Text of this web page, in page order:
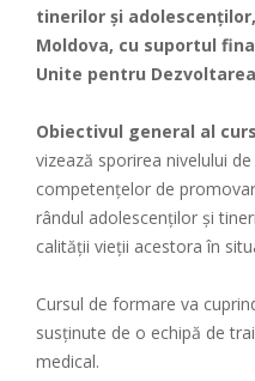
tinerilor și
Moldova, cu suportul
Unite pentru
Obiectivul general al
vizează sporirea nivelului
competenţelor de
rândul adolescenților și
calității vieții acestora în
Cursul de formare va
susținute de o echipă de
medical.